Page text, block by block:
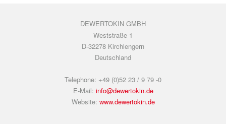
DEWERTOKIN GMBH
Weststraße 1
D-32278 Kirchlengern
Deutschland
Telephone: +49 (0)52 23 / 9 79 -0
E-Mail: info@dewertokin.de
Website: www.dewertokin.de